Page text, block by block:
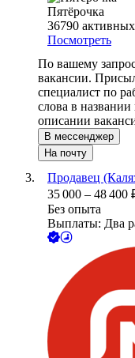
Пятёрочка
36790
Посмотреть
По вашему
вакансии.
специалист по
слова в
описании
В мессенджер
На почту
Продавец
35 000 – 48 400
Без опыта
Выплаты: Два